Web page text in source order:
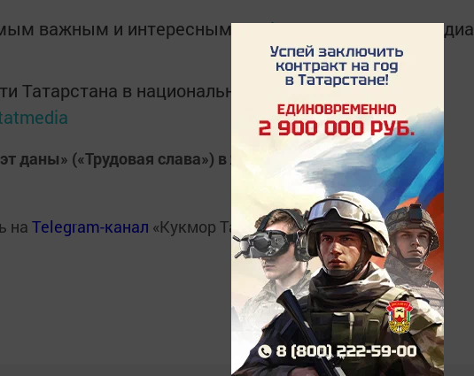
важным и интересным вTelegram-каналеТатмедиа
Татарстана в национальном мессенджере MАХ:
даны» («Трудовая слава») вЯндекс.Новости
на Telegram-канал «Кукмор Татарстан»